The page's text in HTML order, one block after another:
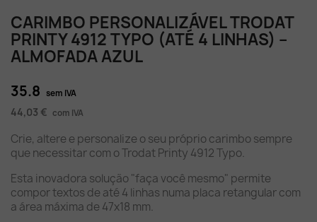
CARIMBO PERSONALIZÁVEL TRODAT
PRINTY 4912 TYPO (ATÉ 4 LINHAS) –
ALMOFADA AZUL
35.8 sem IVA
44,03 € com IVA
Crie, altere e personalize o seu próprio carimbo sempre
que necessitar com o Trodat Printy 4912 Typo.
Esta inovadora solução "faça você mesmo" permite
compor textos de até 4 linhas numa placa retangular com
a área máxima de 47x18 mm.